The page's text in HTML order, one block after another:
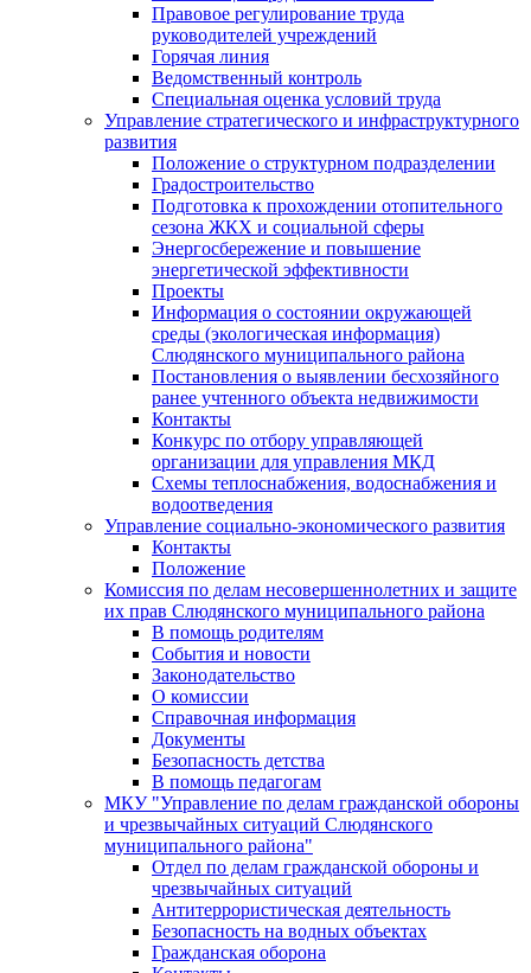
Правовое регулирование труда
руководителей учреждений
Горячая линия
Ведомственный контроль
Специальная оценка условий труда
Управление стратегического и инфраструктурного
развития
Положение о структурном подразделении
Градостроительство
Подготовка к прохождении отопительного
сезона ЖКХ и социальной сферы
Энергосбережение и повышение
энергетической эффективности
Проекты
Информация о состоянии окружающей
среды (экологическая информация)
Слюдянского муниципального района
Постановления о выявлении бесхозяйного
ранее учтенного объекта недвижимости
Контакты
Конкурс по отбору управляющей
организации для управления МКД
Схемы теплоснабжения, водоснабжения и
водоотведения
Управление социально-экономического развития
Контакты
Положение
Комиссия по делам несовершеннолетних и защите
их прав Слюдянского муниципального района
В помощь родителям
События и новости
Законодательство
О комиссии
Справочная информация
Документы
Безопасность детства
В помощь педагогам
МКУ "Управление по делам гражданской обороны
и чрезвычайных ситуаций Слюдянского
муниципального района"
Отдел по делам гражданской обороны и
чрезвычайных ситуаций
Антитеррористическая деятельность
Безопасность на водных объектах
Гражданская оборона